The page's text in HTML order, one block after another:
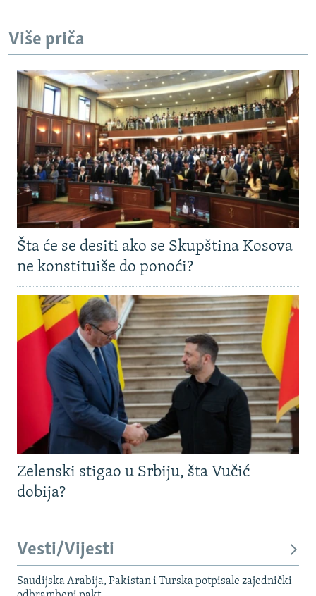
Više priča
Šta će se desiti ako se Skupština Kosova
ne konstituiše do ponoći?
Zelenski stigao u Srbiju, šta Vučić
dobija?
Vesti/Vijesti
Saudijska Arabija, Pakistan i Turska potpisale zajednički